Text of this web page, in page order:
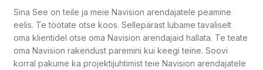
Sina See on teile ja meie Navision arendajatele peamine
eelis. Te töötate otse koos. Sellepärast lubame tavaliselt
oma klientidel otse oma Navision arendajaid hallata. Te teate
oma Navision rakendust paremini kui keegi teine. Soovi
korral pakume ka projektijuhtimist teie Navision arendajatele